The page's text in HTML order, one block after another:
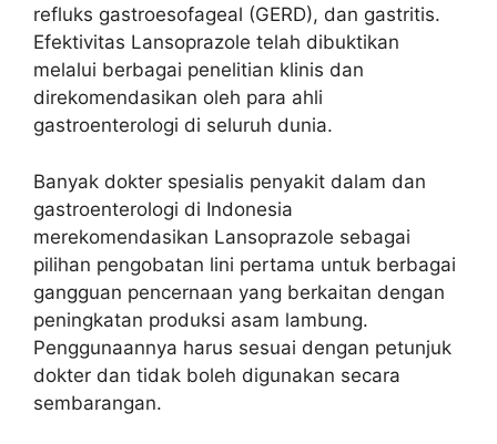
refluks gastroesofageal (GERD), dan gastritis.
Efektivitas Lansoprazole telah dibuktikan
melalui berbagai penelitian klinis dan
direkomendasikan oleh para ahli
gastroenterologi di seluruh dunia.
Banyak dokter spesialis penyakit dalam dan
gastroenterologi di Indonesia
merekomendasikan Lansoprazole sebagai
pilihan pengobatan lini pertama untuk berbagai
gangguan pencernaan yang berkaitan dengan
peningkatan produksi asam lambung.
Penggunaannya harus sesuai dengan petunjuk
dokter dan tidak boleh digunakan secara
sembarangan.